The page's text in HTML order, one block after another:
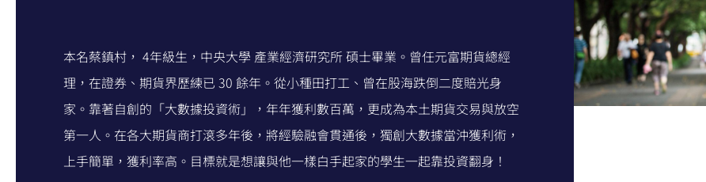
本名蔡鎮村， 4年級生，中央大學 產業經濟研究所 碩士畢業。曾任元富期貨總經
理，在證券、期貨界歷練已 30 餘年。從小種田打工、曾在股海跌倒二度賠光身
家。靠著自創的「大數據投資術」，年年獲利數百萬，更成為本土期貨交易與放空
第一人。在各大期貨商打滾多年後，將經驗融會貫通後，獨創大數據當沖獲利術，
上手簡單，獲利率高。目標就是想讓與他一樣白手起家的學生一起靠投資翻身！